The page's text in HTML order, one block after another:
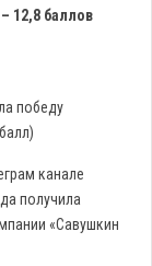
12,8 баллов
победу
канале
получила
«Савушкин